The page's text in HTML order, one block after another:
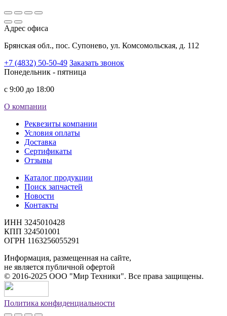
Адрес офиса
Брянская обл., пос. Супонево, ул. Комсомольская, д. 112
+7 (4832) 50-50-49 Заказать звонок
Понедельник - пятница
с 9:00 до 18:00
О компании
Реквезиты компании
Условия оплаты
Доставка
Сертификаты
Отзывы
Каталог продукции
Поиск запчастей
Новости
Контакты
ИНН 3245010428
КПП 324501001
ОГРН 1163256055291
Информация, размещенная на сайте,
не является публичной офертой
© 2016-2025 ООО "Мир Техники". Все права защищены.
Политика конфиденциальности